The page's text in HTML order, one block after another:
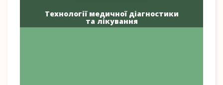
Технології медичної діагностики
та лікування